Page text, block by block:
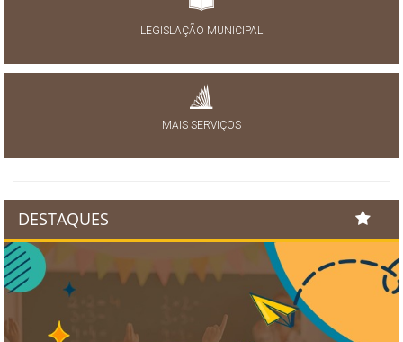
LEGISLAÇÃO MUNICIPAL
MAIS SERVIÇOS
DESTAQUES